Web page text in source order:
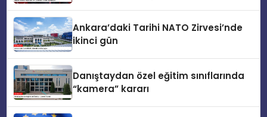
Ankara’daki Tarihi NATO Zirvesi’nde
ikinci gün
Danıştaydan özel eğitim sınıflarında
“kamera” kararı